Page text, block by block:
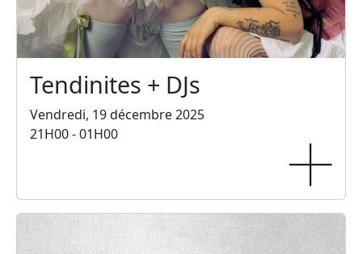
Tendinites + DJs
Vendredi, 19 décembre 2025
21H00 - 01H00